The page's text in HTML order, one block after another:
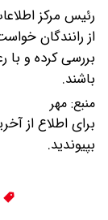
رئیس مرکز
از رانندگان
بررسی کرده و با
باشند.
منبع: مهر
برای اطلاع از
بپیوندید.